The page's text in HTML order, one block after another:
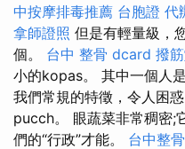
中按摩排毒推薦 台胞證 代
拿師證照 但是有輕量級，
個。 台中 整骨 dcard 撥
小的kopas。 其中一個人
我們常規的特徵，令人困
pucch。 眼蔬菜非常稠密;
們的“行政”才能。 台中整